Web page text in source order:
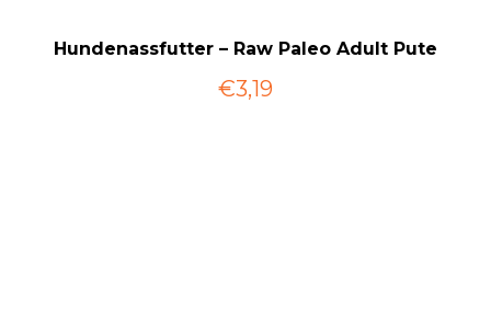
Hundenassfutter – Raw Paleo Adult Pute
€3,19